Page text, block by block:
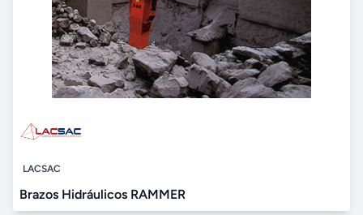
LACSAC
Brazos Hidráulicos RAMMER